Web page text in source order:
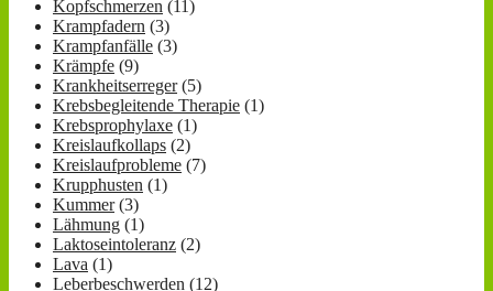
Kopfschmerzen (11)
Krampfadern (3)
Krampfanfälle (3)
Krämpfe (9)
Krankheitserreger(5)
Krebsbegleitende Therapie (1)
Krebsprophylaxe (1)
Kreislaufkollaps (2)
Kreislaufprobleme (7)
Krupphusten (1)
Kummer(3)
Lähmung (1)
Laktoseintoleranz (2)
Lava (1)
Leberbeschwerden (12)